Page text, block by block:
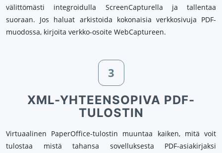
välittömästi integroidulla ScreenCapturella ja tallentaa
suoraan. Jos haluat arkistoida kokonaisia verkkosivuja PDF-
muodossa, kirjoita verkko-osoite WebCaptureen.
3
XML-YHTEENSOPIVA PDF-
TULOSTIN
Virtuaalinen PaperOffice-tulostin muuntaa kaiken, mitä voit
tulostaa mistä tahansa sovelluksesta PDF-asiakirjaksi